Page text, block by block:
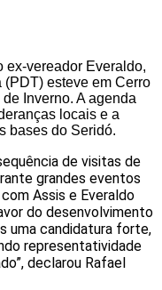
ex-vereador Everaldo,
esteve em Cerro
Inverno. A agenda
locais e a
bases do Seridó.
de visitas de
grandes eventos
Assis e Everaldo
do desenvolvimento
uma candidatura forte,
representatividade
declarou Rafael